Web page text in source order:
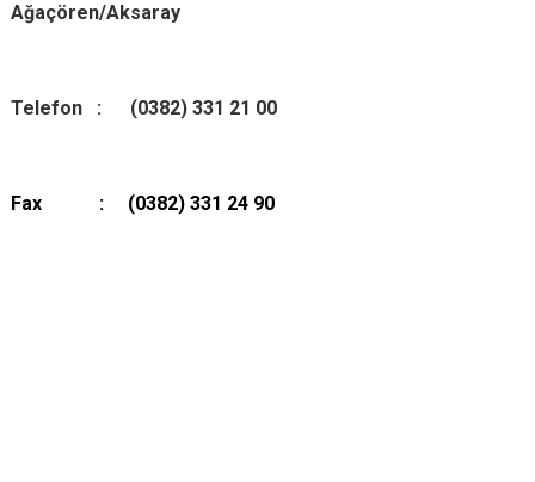
Ağaçören/Aksaray
Telefon : (0382) 331 21 00
Fax : (0382) 331 24 90